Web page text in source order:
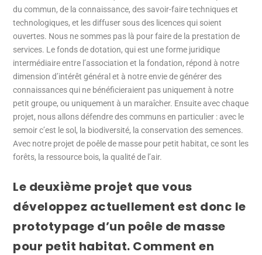
du commun, de la connaissance, des savoir-faire techniques et
technologiques, et les diffuser sous des licences qui soient
ouvertes. Nous ne sommes pas là pour faire de la prestation de
services. Le fonds de dotation, qui est une forme juridique
intermédiaire entre l’association et la fondation, répond à notre
dimension d’intérêt général et à notre envie de générer des
connaissances qui ne bénéficieraient pas uniquement à notre
petit groupe, ou uniquement à un maraîcher. Ensuite avec chaque
projet, nous allons défendre des communs en particulier : avec le
semoir c’est le sol, la biodiversité, la conservation des semences.
Avec notre projet de poêle de masse pour petit habitat, ce sont les
forêts, la ressource bois, la qualité de l’air.
Le deuxième projet que vous
développez actuellement est donc le
prototypage d’un poêle de masse
pour petit habitat. Comment en